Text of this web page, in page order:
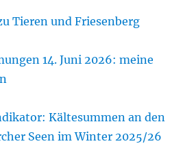
Tieren und Friesenberg
14. Juni 2026: meine
Kältesummen an den
Seen im Winter 2025/26